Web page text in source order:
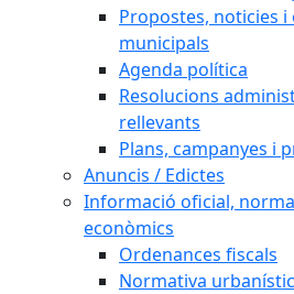
Propostes, noticies
municipals
Agenda política
Resolucions
rellevants
Plans, campanyes i
Anuncis / Edictes
Informació oficial,
econòmics
Ordenances fiscals
Normativa